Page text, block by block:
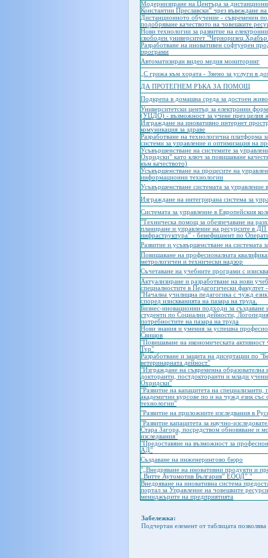
Модернизиране на Центъра за
Константин Преславски” чрез въвеждане
Дистанционното обучение - съвременен
подобряване качеството на човешките
Нови технологии за развитие на
свободен университет "Черноризец
Разработване на иновативен софтуерен
програми
Автоматизиран видео медия мониторинг
„С грижа към хората - Звено за услуги в
ДА ПРОТЕГНЕМ РЪКА ЗА ПОМОЩ
Подкрепа в домашна среда за достоен
Университетски център за електронни
(УЦДО) - възможност за учене през целия
Изграждане на иновативно интернет
комуникация за здраве
Разработване на технологична платформа
системи за управление и оптимизация на
Усъвършенстване на системите за
Охридски” като ключ за повишаване
към качеството)
Усъвършенстване на процесите на
информационни технологии
Усъвършенстване системата за
Изграждане на интегрирана система за
Системата за управление в Европейския
"Техническа помощ за обезпечаване на
планиране и управление на ресурсите в
инфраструктура” - бенефициент по
Развитие и усъвършенстване на системата
Повишаване на професионалната
метрологичен и технически надзор
Съчетаване на учебните програми с
Актуализиране и разработване на нови
специалностите в Педагогически
"Начална училищна педагогика с чужд
според изискванията на пазара на труда.
Бизнес-иновационни подходи за
студенти по Социални дейности,
потребностите на пазара на труда
Нови знания и умения за успешна
Свищов
"Повишаване на икономическата активност
Тур"
Разработване и защита на дисертации по
ветеринарната дейност"
"Изграждане на съвременна образователна
докторанти, постдокторанти и млади
Охридски"
"Развитие на капацитета на
академични курсове по и на чужд език
технологии"
"Развитие на приложните изследвания в
"Развитие капацитета за научно-
Стара Загора, посредством обновяване и
изследвания"
"Предоставяне на възможност за
АД"
Създаване на инженерингово бюро
"„Внедряване на иновативни продукти и
„Витте Аутомотив България” ЕООД” "
Внедряване на иновативна система
портал за Управление на човешките
мениджърите на предприятията
Забележка:
Подчертан елемент от таблицата